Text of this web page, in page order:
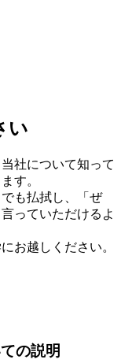
い
社について知って
す。
も払拭し、「ぜ
っていただけるよ
お越しください。
の説明